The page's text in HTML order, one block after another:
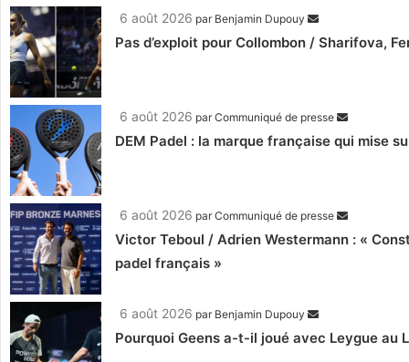
6 août 2026 par Benjamin Dupouy
Pas d’exploit pour Collombon / Sharifova,
6 août 2026 parCommuniqué de presse
DEM Padel : la marque française qui mise
6 août 2026 parCommuniqué de presse
Victor Teboul / Adrien Westermann : «
padel français »
6 août 2026 par Benjamin Dupouy
Pourquoi Geens a-t-il joué avec Leygue au